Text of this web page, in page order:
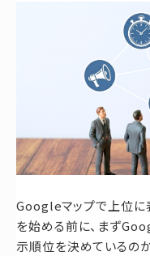
Googleマップで上位に
を始める前に、まず
示順位を決めているの